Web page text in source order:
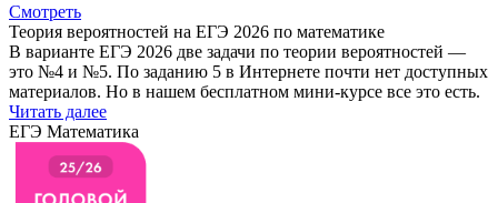
Смотреть
Теория вероятностей на ЕГЭ 2026 по математике
В варианте ЕГЭ 2026 две задачи по теории вероятностей —
это №4 и №5. По заданию 5 в Интернете почти нет доступных
материалов. Но в нашем бесплатном мини-курсе все это есть.
Читать далее
ЕГЭ Математика